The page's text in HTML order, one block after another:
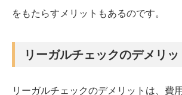
をもたらすメリットもあるのです。
リーガルチェックのデメリッ
リーガルチェックのデメリットは、費